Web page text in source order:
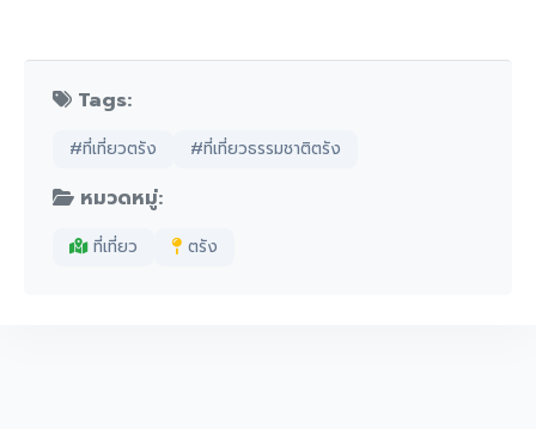
Tags:
#ที่เที่ยวตรัง #ที่เที่ยวธรรมชาติตรัง
หมวดหมู่:
ที่เที่ยว ตรัง